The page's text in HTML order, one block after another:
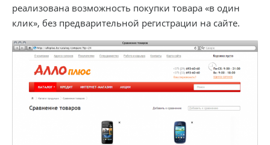
реализована возможность покупки товара «в один
клик», без предварительной регистрации на сайте.